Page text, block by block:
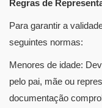
Regras de
Para garantir a
seguintes normas:
Menores de idade:
pelo pai, mãe ou
documentação